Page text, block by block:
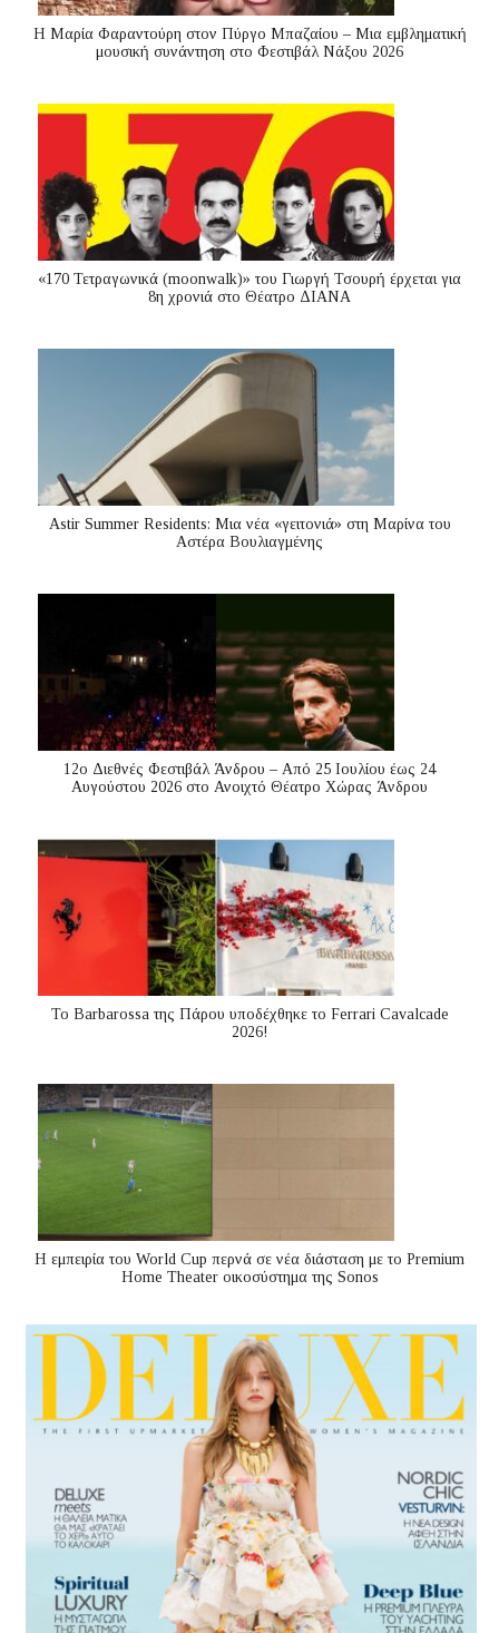
Η Μαρία Φαραντούρη στον Πύργο Μπαζαίου – Μια εμβληματική
μουσική συνάντηση στο Φεστιβάλ Νάξου 2026
«170 Τετραγωνικά (moonwalk)» του Γιωργή Τσουρή έρχεται για
8η χρονιά στο Θέατρο ΔΙΑΝΑ
Astir Summer Residents: Μια νέα «γειτονιά» στη Μαρίνα του
Αστέρα Βουλιαγμένης
12ο Διεθνές Φεστιβάλ Άνδρου – Από 25 Ιουλίου έως 24
Αυγούστου 2026 στο Ανοιχτό Θέατρο Χώρας Άνδρου
Το Barbarossa της Πάρου υποδέχθηκε το Ferrari Cavalcade
2026!
Η εμπειρία του World Cup περνά σε νέα διάσταση με το Premium
Home Theater οικοσύστημα της Sonos